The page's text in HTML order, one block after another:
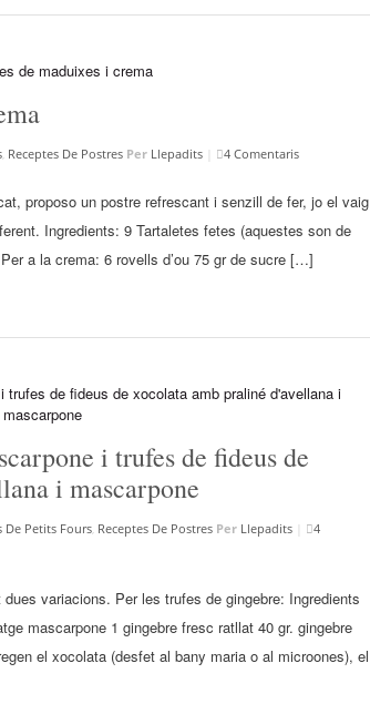
Receptes De Postres Per Llepadits 4 Comentaris
proposo un postre refrescant i senzill de fer, jo el vaig
Ingredients: 9 Tartaletes fetes (aquestes son de
a la crema: 6 rovells d’ou 75 gr de sucre […]
i trufes de fideus de
i mascarpone
De Petits Fours Receptes De Postres Per Llepadits
4
variacions. Per les trufes de gingebre: Ingredients
mascarpone 1 gingebre fresc ratllat 40 gr. gingebre
el xocolata (desfet al bany maria o al microones), el